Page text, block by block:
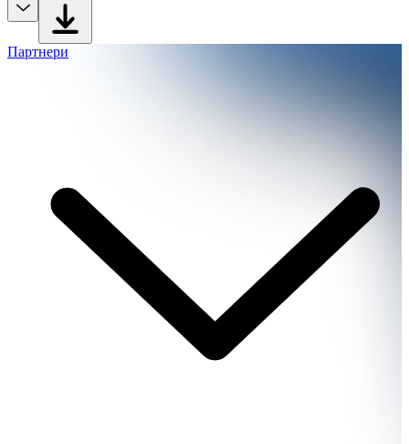
Партнери